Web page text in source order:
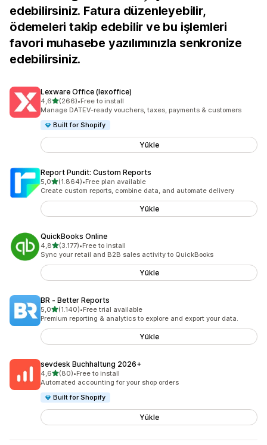
edebilirsiniz. Fatura düzenleyebilir,
ödemeleri takip edebilir ve bu işlemleri
favori muhasebe yazılımınızla senkronize
edebilirsiniz.
Lexware Office (lexoffice)
4,65 yıldız üzerinden
(266)
toplam 266 değerlendirme
•Free to install
Manage DATEV-ready vouchers, taxes, payments & customers
Built for Shopify
Yükle
Report Pundit: Custom Reports
5,05 yıldız üzerinden
(1.864)
toplam 1864 değerlendirme
•Free plan available
Create custom reports, combine data, and automate delivery
Yükle
QuickBooks Online
4,85 yıldız üzerinden
(3.177)
toplam 3177 değerlendirme
•Free to install
Sync your retail and B2B sales activity to QuickBooks
Yükle
BR ‑ Better Reports
5,05 yıldız üzerinden
(1.140)
toplam 1140 değerlendirme
•Free trial available
Premium reporting & analytics to explore and export your data.
Yükle
sevdesk Buchhaltung 2026+
4,65 yıldız üzerinden
(80)
toplam 80 değerlendirme
•Free to install
Automated accounting for your shop orders
Built for Shopify
Yükle